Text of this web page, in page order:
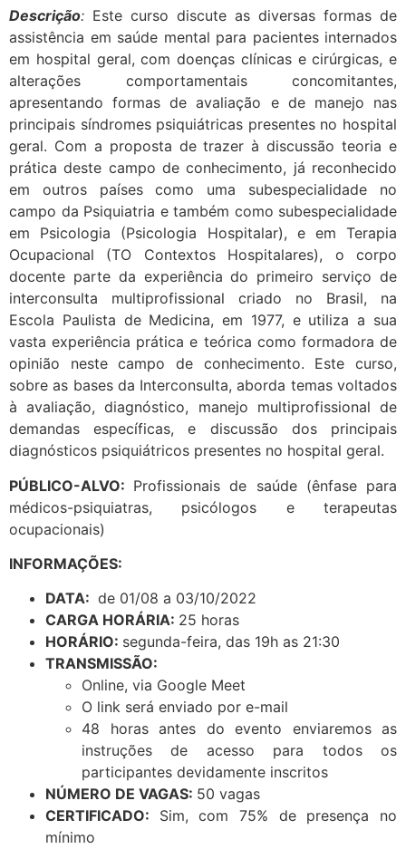
Descrição: Este curso discute as diversas formas de
assistência em saúde mental para pacientes internados
em hospital geral, com doenças clínicas e cirúrgicas, e
alterações comportamentais concomitantes,
apresentando formas de avaliação e de manejo nas
principais síndromes psiquiátricas presentes no hospital
geral. Com a proposta de trazer à discussão teoria e
prática deste campo de conhecimento, já reconhecido
em outros países como uma subespecialidade no
campo da Psiquiatria e também como subespecialidade
em Psicologia (Psicologia Hospitalar), e em Terapia
Ocupacional (TO Contextos Hospitalares), o corpo
docente parte da experiência do primeiro serviço de
interconsulta multiprofissional criado no Brasil, na
Escola Paulista de Medicina, em 1977, e utiliza a sua
vasta experiência prática e teórica como formadora de
opinião neste campo de conhecimento. Este curso,
sobre as bases da Interconsulta, aborda temas voltados
à avaliação, diagnóstico, manejo multiprofissional de
demandas específicas, e discussão dos principais
diagnósticos psiquiátricos presentes no hospital geral.
PÚBLICO-ALVO: Profissionais de saúde (ênfase para
médicos-psiquiatras, psicólogos e terapeutas
ocupacionais)
INFORMAÇÕES:
DATA: de 01/08 a 03/10/2022
CARGA HORÁRIA: 25 horas
HORÁRIO: segunda-feira, das 19h as 21:30
TRANSMISSÃO:
Online, via Google Meet
O link será enviado por e-mail
48 horas antes do evento enviaremos as
instruções de acesso para todos os
participantes devidamente inscritos
NÚMERO DE VAGAS: 50 vagas
CERTIFICADO: Sim, com 75% de presença no
mínimo